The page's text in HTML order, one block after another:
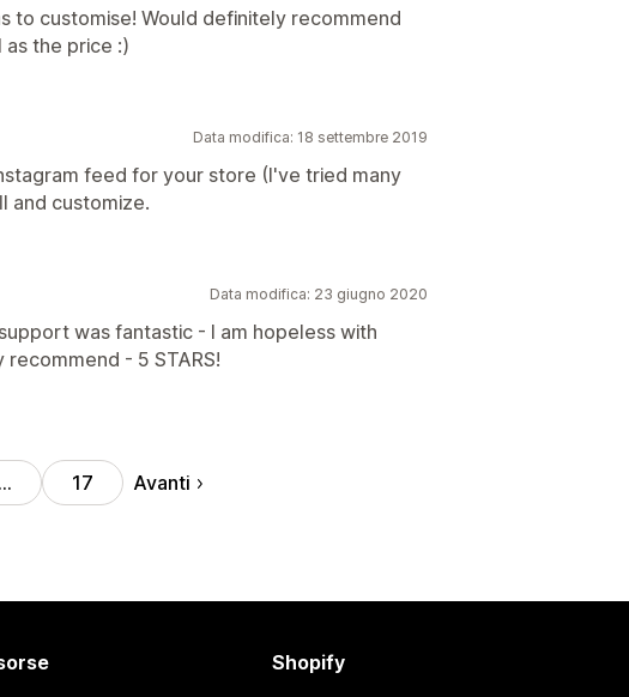
to customise! Would definitely recommend
the price :)
Data modifica: 18 settembre 2019
feed for your store (I've tried many
and customize.
Data modifica: 23 giugno 2020
was fantastic - I am hopeless with
- 5 STARS!
… 17 Avanti
Shopify